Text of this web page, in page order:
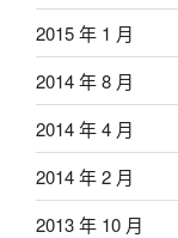
2015 年 1 月
2014 年 8 月
2014 年 4 月
2014 年 2 月
2013 年 10 月